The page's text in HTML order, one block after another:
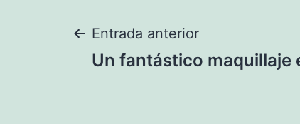
Navegación
Entrada anterior
Un fantástico maquillaje